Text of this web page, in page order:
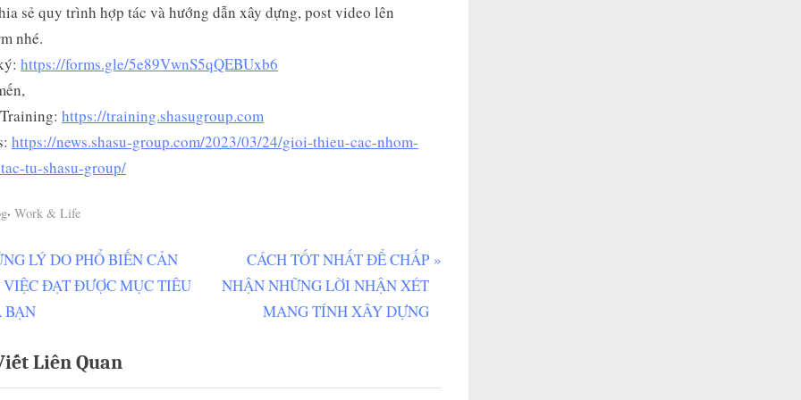
sẻ quy trình hợp tác và hướng dẫn xây dựng, post video lên
nhé.
https://forms.gle/5e89VwnS5qQEBUxb6
https://training.shasugroup.com
https://news.shasu-group.com/2023/03/24/gioi-thieu-cac-nhom-
tu-shasu-group/
, Work & Life
LÝ DO PHỔ BIẾN CẢN
VIỆC ĐẠT ĐƯỢC MỤC TIÊU
BẠN
N
e
o
CÁCH TỐT NHẤT ĐỂ CHẤP
NHẬN NHỮNG LỜI NHẬN XÉT
MANG TÍNH XÂY DỰNG
Liên Quan